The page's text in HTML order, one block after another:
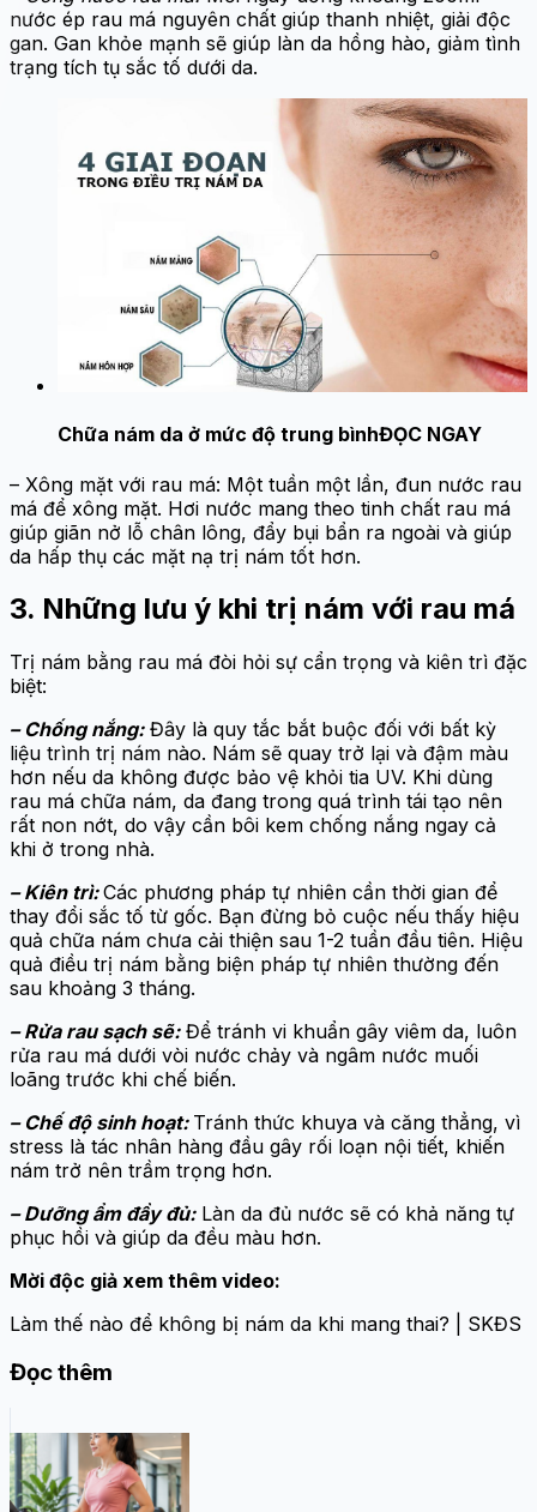
nước ép rau má nguyên chất giúp thanh nhiệt, giải độc
gan. Gan khỏe mạnh sẽ giúp làn da hồng hào, giảm tình
trạng tích tụ sắc tố dưới da.
Chữa nám da ở mức độ trung bìnhĐỌC NGAY
– Xông mặt với rau má: Một tuần một lần, đun nước rau
má để xông mặt. Hơi nước mang theo tinh chất rau má
giúp giãn nở lỗ chân lông, đẩy bụi bẩn ra ngoài và giúp
da hấp thụ các mặt nạ trị nám tốt hơn.
3. Những lưu ý khi trị nám với rau má
Trị nám bằng rau má đòi hỏi sự cẩn trọng và kiên trì đặc
biệt:
– Chống nắng:Đây là quy tắc bắt buộc đối với bất kỳ
liệu trình trị nám nào. Nám sẽ quay trở lại và đậm màu
hơn nếu da không được bảo vệ khỏi tia UV. Khi dùng
rau má chữa nám, da đang trong quá trình tái tạo nên
rất non nớt, do vậy cần bôi kem chống nắng ngay cả
khi ở trong nhà.
– Kiên trì:Các phương pháp tự nhiên cần thời gian để
thay đổi sắc tố từ gốc. Bạn đừng bỏ cuộc nếu thấy hiệu
quả chữa nám chưa cải thiện sau 1-2 tuần đầu tiên. Hiệu
quả điều trị nám bằng biện pháp tự nhiên thường đến
sau khoảng 3 tháng.
– Rửa rau sạch sẽ:Để tránh vi khuẩn gây viêm da, luôn
rửa rau má dưới vòi nước chảy và ngâm nước muối
loãng trước khi chế biến.
– Chế độ sinh hoạt: Tránh thức khuya và căng thẳng, vì
stress là tác nhân hàng đầu gây rối loạn nội tiết, khiến
nám trở nên trầm trọng hơn.
– Dưỡng ẩm đầy đủ:Làn da đủ nước sẽ có khả năng tự
phục hồi và giúp da đều màu hơn.
Mời độc giả xem thêm video:
Làm thế nào để không bị nám da khi mang thai? | SKĐS
Đọc thêm